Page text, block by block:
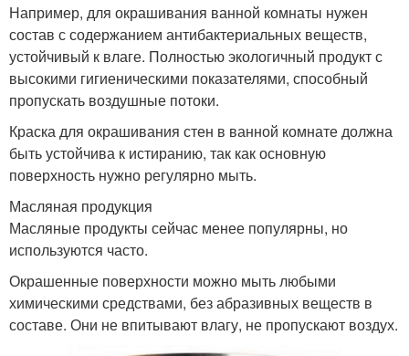
Например, для окрашивания ванной комнаты нужен
состав с содержанием антибактериальных веществ,
устойчивый к влаге. Полностью экологичный продукт с
высокими гигиеническими показателями, способный
пропускать воздушные потоки.
Краска для окрашивания стен в ванной комнате должна
быть устойчива к истиранию, так как основную
поверхность нужно регулярно мыть.
Масляная продукция
Масляные продукты сейчас менее популярны, но
используются часто.
Окрашенные поверхности можно мыть любыми
химическими средствами, без абразивных веществ в
составе. Они не впитывают влагу, не пропускают воздух.